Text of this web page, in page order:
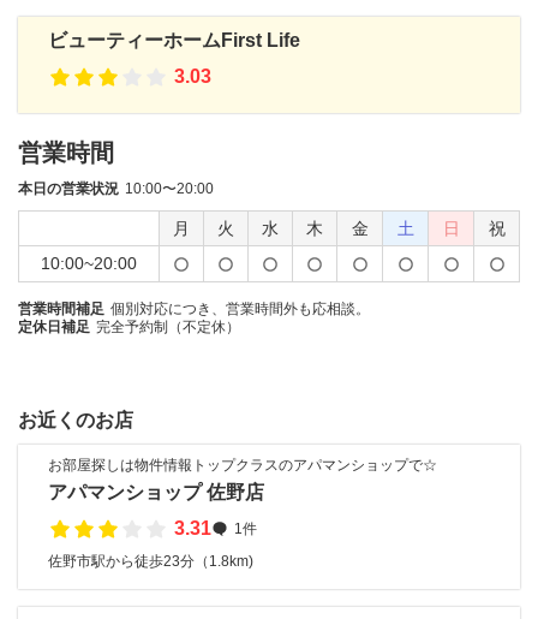
ビューティーホームFirst Life
3.03
営業時間
本日の営業状況 10:00〜20:00
月 火 水 木 金 土 日
祝
10:00~20:00
営業時間補足 個別対応につき、営業時間外も応相談。
定休日補足 完全予約制（不定休）
お近くのお店
お部屋探しは物件情報トップクラスのアパマンショップで☆
アパマンショップ 佐野店
3.31
1件
佐野市駅から徒歩23分（1.8km)